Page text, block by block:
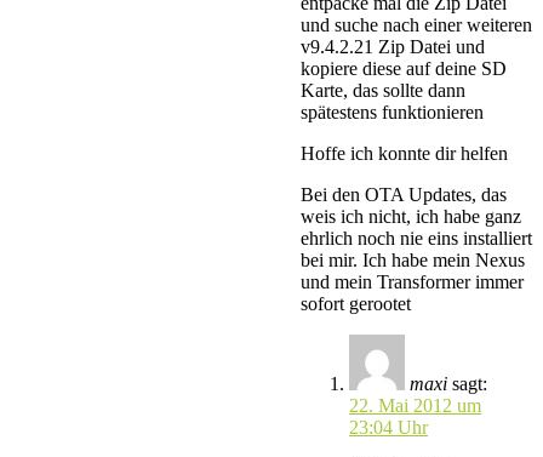
und suche nach einer weiteren
v9.4.2.21 Zip Datei und
kopiere diese auf deine SD
Karte, das sollte dann
spätestens funktionieren
Hoffe ich konnte dir helfen
Bei den OTA Updates, das
weis ich nicht, ich habe ganz
ehrlich noch nie eins installiert
bei mir. Ich habe mein Nexus
und mein Transformer immer
sofort gerootet
maxi sagt:
22. Mai 2012 um
23:04 Uhr